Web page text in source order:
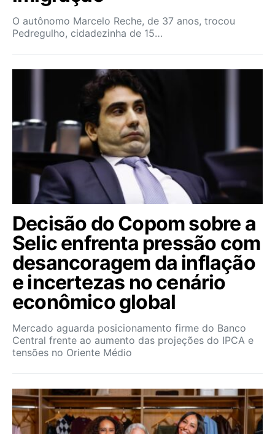
O autônomo Marcelo Reche, de 37 anos, trocou
Pedregulho, cidadezinha de 15…
Decisão do Copom sobre a
Selic enfrenta pressão com
desancoragem da inflação
e incertezas no cenário
econômico global
Mercado aguarda posicionamento firme do Banco
Central frente ao aumento das projeções do IPCA e
tensões no Oriente Médio